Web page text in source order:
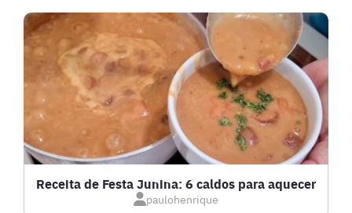
LANCHES
LASANHAS
LOW CARB
MASSAS E PASTAS
Receita de Festa Junina: 6 caldos para aquecer
paulohenrique